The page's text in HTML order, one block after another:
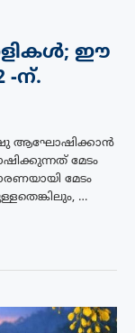
ഈ
-ന്.
ആഘോഷിക്കാൻ
മേടം
മേടം
…